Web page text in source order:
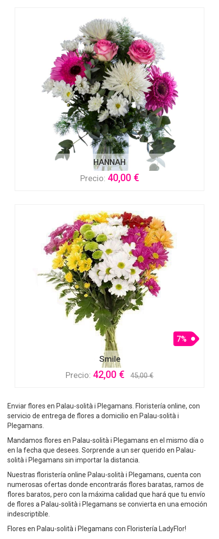
HANNAH
Precio: 40,00 €
Smile
7%
Precio: 42,00 € 45,00 €
Enviar flores en Palau-solità i Plegamans. Floristería online, con
servicio de entrega de flores a domicilio en Palau-solità i
Plegamans.
Mandamos flores en Palau-solità i Plegamans en el mismo día o
en la fecha que desees. Sorprende a un ser querido en Palau-
solità i Plegamans sin importar la distancia.
Nuestras floristería online Palau-solità i Plegamans, cuenta con
numerosas ofertas donde encontrarás flores baratas, ramos de
flores baratos, pero con la máxima calidad que hará que tu envío
de flores a Palau-solità i Plegamans se convierta en una emoción
indescriptible.
Flores en Palau-solità i Plegamans con Floristería LadyFlor!